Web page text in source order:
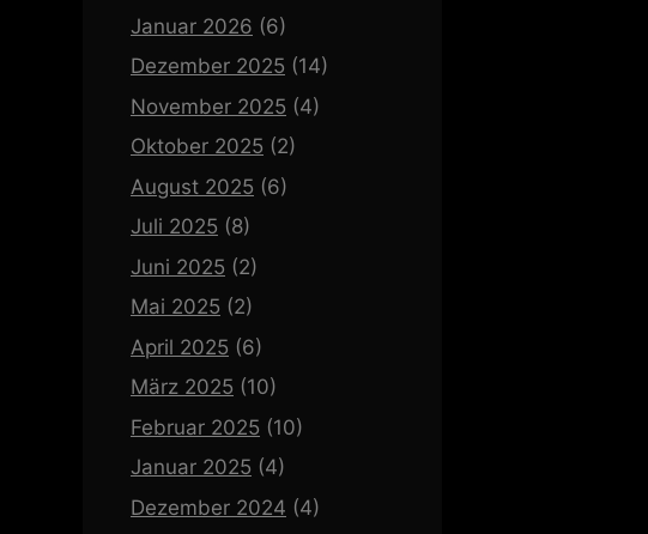
Januar 2026 (6)
Dezember 2025 (14)
November 2025 (4)
Oktober 2025 (2)
August 2025 (6)
Juli 2025 (8)
Juni 2025 (2)
Mai 2025 (2)
April 2025 (6)
März 2025 (10)
Februar 2025 (10)
Januar 2025 (4)
Dezember 2024 (4)